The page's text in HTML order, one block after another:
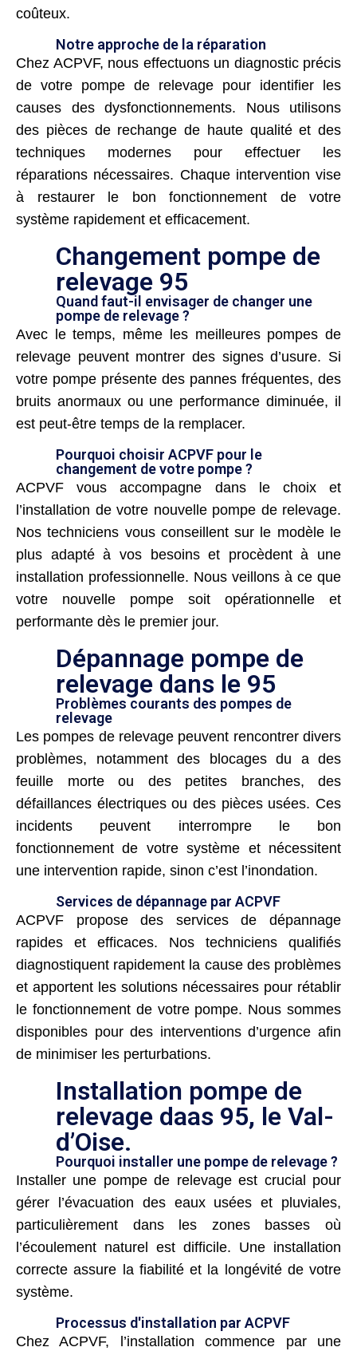
coûteux.
Notre approche de la réparation
Chez ACPVF, nous effectuons un diagnostic précis
de votre pompe de relevage pour identifier les
causes des dysfonctionnements. Nous utilisons
des pièces de rechange de haute qualité et des
techniques modernes pour effectuer les
réparations nécessaires. Chaque intervention vise
à restaurer le bon fonctionnement de votre
système rapidement et efficacement.
Changement pompe de
relevage 95
Quand faut-il envisager de changer une
pompe de relevage ?
Avec le temps, même les meilleures pompes de
relevage peuvent montrer des signes d’usure. Si
votre pompe présente des pannes fréquentes, des
bruits anormaux ou une performance diminuée, il
est peut-être temps de la remplacer.
Pourquoi choisir ACPVF pour le
changement de votre pompe ?
ACPVF vous accompagne dans le choix et
l’installation de votre nouvelle pompe de relevage.
Nos techniciens vous conseillent sur le modèle le
plus adapté à vos besoins et procèdent à une
installation professionnelle. Nous veillons à ce que
votre nouvelle pompe soit opérationnelle et
performante dès le premier jour.
Dépannage pompe de
relevage dans le 95
Problèmes courants des pompes de
relevage
Les pompes de relevage peuvent rencontrer divers
problèmes, notamment des blocages du a des
feuille morte ou des petites branches, des
défaillances électriques ou des pièces usées. Ces
incidents peuvent interrompre le bon
fonctionnement de votre système et nécessitent
une intervention rapide, sinon c’est l’inondation.
Services de dépannage par ACPVF
ACPVF propose des services de dépannage
rapides et efficaces. Nos techniciens qualifiés
diagnostiquent rapidement la cause des problèmes
et apportent les solutions nécessaires pour rétablir
le fonctionnement de votre pompe. Nous sommes
disponibles pour des interventions d’urgence afin
de minimiser les perturbations.
Installation pompe de
relevage daas 95, le Val-
d’Oise.
Pourquoi installer une pompe de relevage ?
Installer une pompe de relevage est crucial pour
gérer l’évacuation des eaux usées et pluviales,
particulièrement dans les zones basses où
l’écoulement naturel est difficile. Une installation
correcte assure la fiabilité et la longévité de votre
système.
Processus d'installation par ACPVF
Chez ACPVF, l’installation commence par une